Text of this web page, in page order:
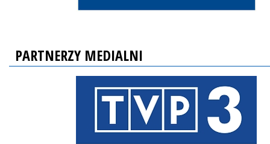
PARTNERZY MEDIALNI